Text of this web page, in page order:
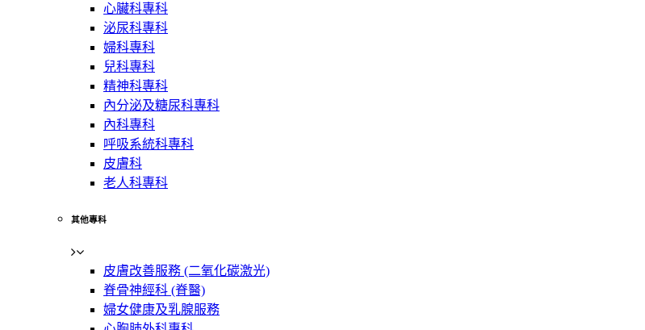
心臟科專科
泌尿科專科
婦科專科
兒科專科
精神科專科
內分泌及糖尿科專科
內科專科
呼吸系統科專科
皮膚科
老人科專科
其他專科
皮膚改善服務 (二氧化碳激光)
脊骨神經科 (脊醫)
婦女健康及乳腺服務